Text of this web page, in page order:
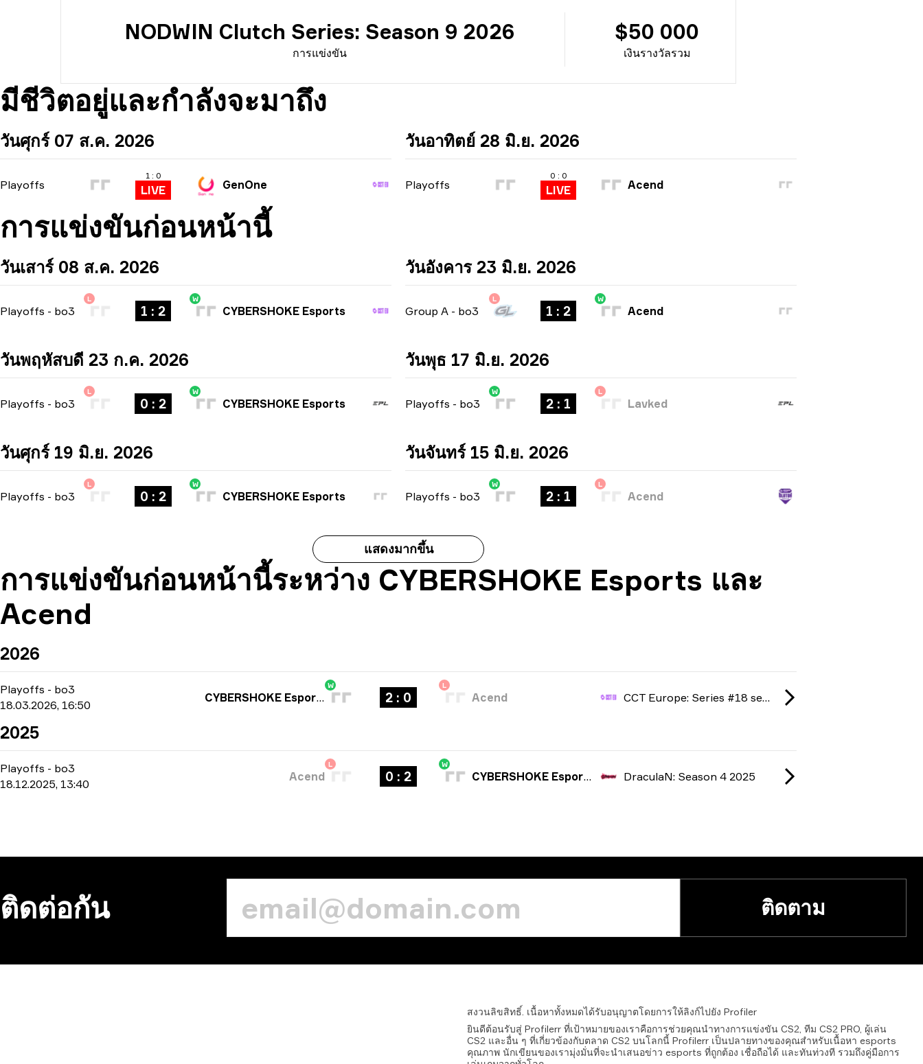
การแข่งขัน
NODWIN Clutch Series: Season 9 2026
เงินรางวัลรวม
$50 000
มีชีวิตอยู่และกำลังจะมาถึง
วันศุกร์ 07 ส.ค. 2026
Playoffs
1 : 0
LIVE GenOne
วันอาทิตย์ 28 มิ.ย. 2026
Playoffs
0 : 0
LIVE Acend
การแข่งขันก่อนหน้านี้
วันเสาร์ 08 ส.ค. 2026
Playoffs - bo3
L
1 : 2
W
CYBERSHOKE Esports
วันพฤหัสบดี 23 ก.ค. 2026
Playoffs - bo3
L
0 : 2
W
CYBERSHOKE Esports
วันศุกร์ 19 มิ.ย. 2026
Playoffs - bo3
L
0 : 2
W
CYBERSHOKE Esports
วันอังคาร 23 มิ.ย. 2026
Group A - bo3
L
1 : 2
W
Acend
วันพุธ 17 มิ.ย. 2026
Playoffs - bo3
W
2 : 1
L
Lavked
วันจันทร์ 15 มิ.ย. 2026
Playoffs - bo3
W
2 : 1
L
Acend
แสดงมากขึ้น
การแข่งขันก่อนหน้านี้ระหว่าง CYBERSHOKE Esports และ
Acend
2026
Playoffs - bo3
18.03.2026, 16:50
W
CYBERSHOKE Esports 2 : 0
L
Acend CCT Europe: Series #18 season 3 2026
2025
Playoffs - bo3
18.12.2025, 13:40
L
Acend 0 : 2
W
CYBERSHOKE Esports DraculaN: Season 4 2025
ติดต่อกัน ติดตาม
สงวนลิขสิทธิ์. เนื้อหาทั้งหมดได้รับอนุญาตโดยการให้ลิงก์ไปยัง Profiler
ยินดีต้อนรับสู่ Profilerr ที่เป้าหมายของเราคือการช่วยคุณนำทางการแข่งขัน CS2, ทีม CS2 PRO, ผู้เล่น
CS2 และอื่น ๆ ที่เกี่ยวข้องกับตลาด CS2 บนโลกนี้ Profilerr เป็นปลายทางของคุณสำหรับเนื้อหา esports
คุณภาพ นักเขียนของเรามุ่งมั่นที่จะนำเสนอข่าว esports ที่ถูกต้อง เชื่อถือได้ และทันท่วงที รวมถึงคู่มือการ